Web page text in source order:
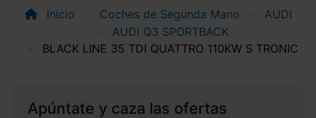
Inicio Coches de Segunda Mano
AUDI
AUDI Q3 SPORTBACK
BLACK LINE 35 TDI QUATTRO 110KW S TRONIC
Apúntate y caza las ofertas